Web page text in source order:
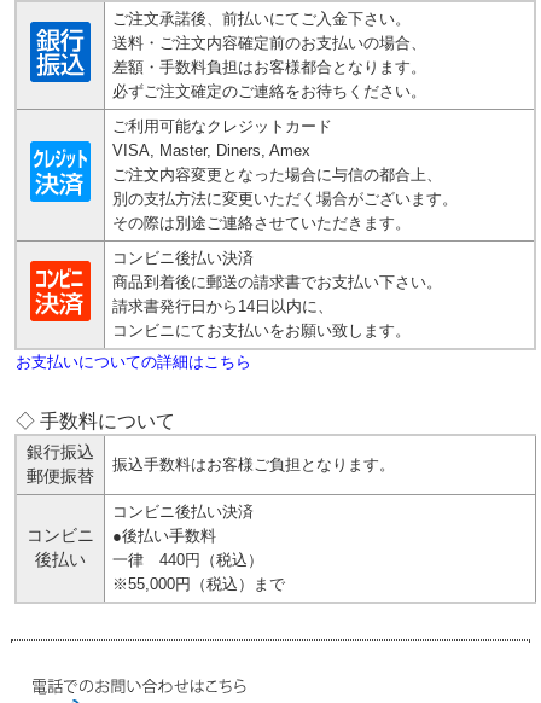
ご注文承諾後、前払いにてご入金下さい。
送料・ご注文内容確定前のお支払いの場合、
差額・手数料負担はお客様都合となります。
必ずご注文確定のご連絡をお待ちください。
ご利用可能なクレジットカード
VISA, Master, Diners, Amex
ご注文内容変更となった場合に与信の都合上、
別の支払方法に変更いただく場合がございます。
その際は別途ご連絡させていただきます。
コンビニ後払い決済
商品到着後に郵送の請求書でお支払い下さい。
請求書発行日から14日以内に、
コンビニにてお支払いをお願い致します。
お支払いについての詳細はこちら
◇ 手数料について
銀行振込
郵便振替
振込手数料はお客様ご負担となります。
コンビニ
後払い
コンビニ後払い決済
●後払い手数料
一律 440円（税込）
※55,000円（税込）まで